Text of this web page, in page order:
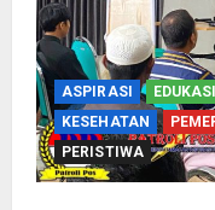
ASPIRASI EDUKASI
KESEHATAN
PERISTIWA